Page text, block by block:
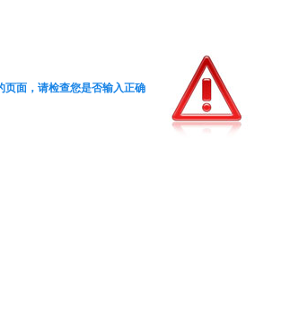
页面，请检查您是否输入正确